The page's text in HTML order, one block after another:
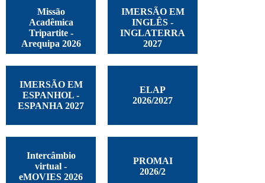
Missão
Acadêmica
Tripartite -
Arequipa 2026
IMERSÃO EM
INGLÊS -
INGLATERRA
2027
IMERSÃO EM
ESPANHOL -
ESPANHA 2027
ELAP
2026/2027
Intercâmbio
virtual -
eMOVIES 2026
PROMAI
2026/2